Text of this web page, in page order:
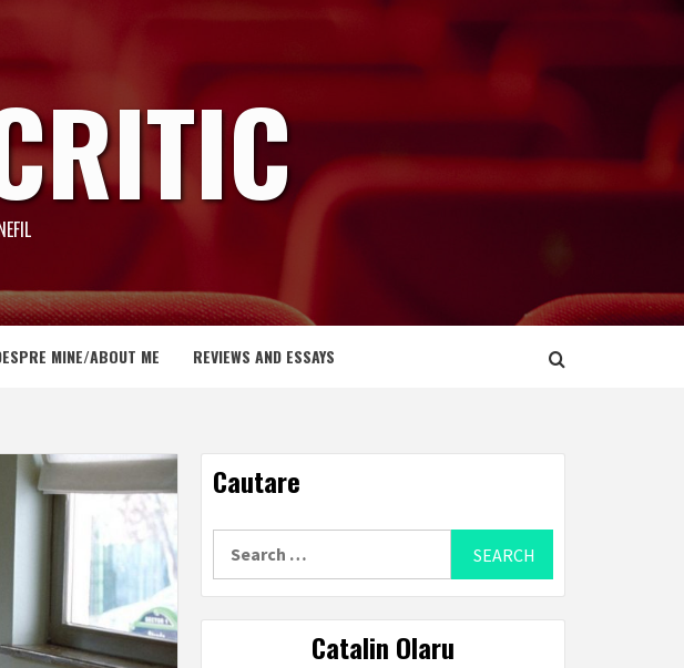
MINE/ABOUT ME REVIEWS AND ESSAYS
Cautare
Catalin Olaru